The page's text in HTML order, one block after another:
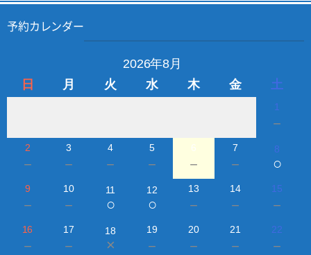
予約カレンダー
2026年8月
日
月 火 水 木 金 土
1
－
2
－
3
－
4
－
5
－
6
－
7
－
8
○
9
－
10
－
11
○
12
○
13
－
14
－
15
－
16
－
17
－
18
×
19
－
20
－
21
－
22
－